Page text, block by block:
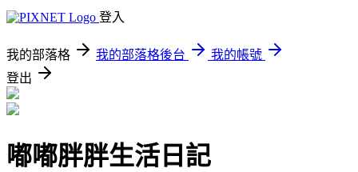
登入
我的部落格 我的部落格後台
我的帳號
登出
嘟嘟胖胖生活日記